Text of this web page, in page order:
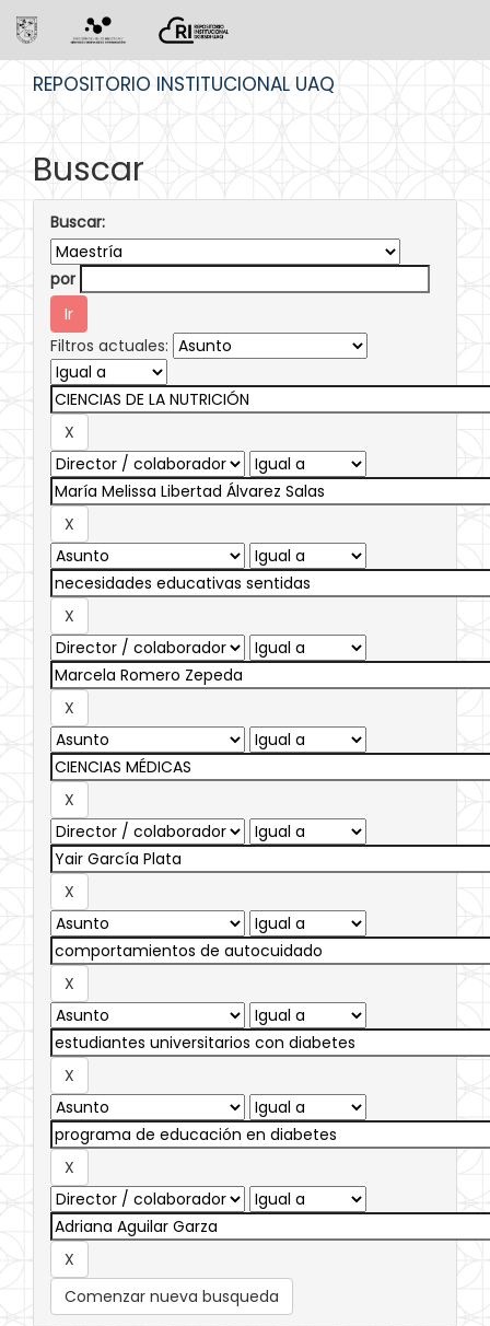
REPOSITORIO INSTITUCIONAL UAQ
Buscar
Buscar:
por
Filtros actuales:
Comenzar nueva busqueda